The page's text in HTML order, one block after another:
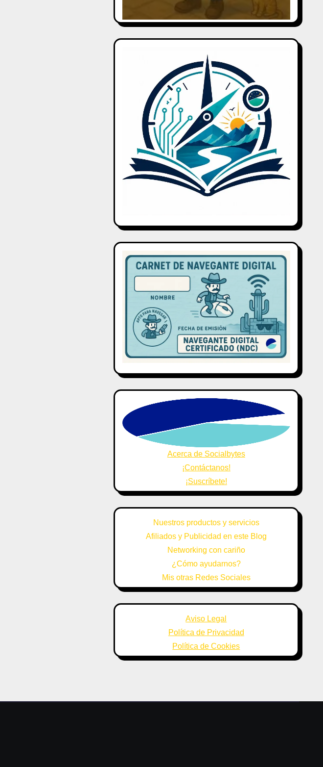
Acerca de Socialbytes
¡Contáctanos!
¡Suscríbete!
Nuestros productos y servicios
Afiliados y Publicidad en este Blog
Networking con cariño
¿Cómo ayudarnos?
Mis otras Redes Sociales
Aviso Legal
Política de Privacidad
Política de Cookies